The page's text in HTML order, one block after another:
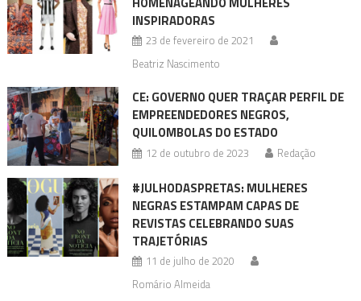
INSPIRADORAS
23 de fevereiro de 2021
Beatriz Nascimento
CE: GOVERNO QUER TRAÇAR PERFIL DE
EMPREENDEDORES NEGROS,
QUILOMBOLAS DO ESTADO
12 de outubro de 2023 Redação
#JULHODASPRETAS: MULHERES
NEGRAS ESTAMPAM CAPAS DE
REVISTAS CELEBRANDO SUAS
TRAJETÓRIAS
11 de julho de 2020
Romário Almeida